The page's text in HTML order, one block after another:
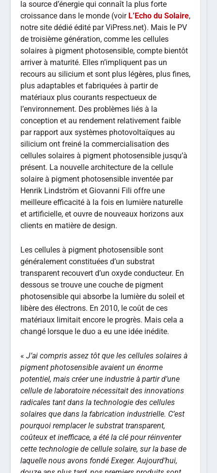
la source d’énergie qui connaît la plus forte
croissance dans le monde (voir L’Echo du Solaire,
notre site dédié édité par ViPress.net). Mais le PV
de troisième génération, comme les cellules
solaires à pigment photosensible, compte bientôt
arriver à maturité. Elles n’impliquent pas un
recours au silicium et sont plus légères, plus fines,
plus adaptables et fabriquées à partir de
matériaux plus courants respectueux de
l’environnement. Des problèmes liés à la
conception et au rendement relativement faible
par rapport aux systèmes photovoltaïques au
silicium ont freiné la commercialisation des
cellules solaires à pigment photosensible jusqu’à
présent. La nouvelle architecture de la cellule
solaire à pigment photosensible inventée par
Henrik Lindström et Giovanni Fili offre une
meilleure efficacité à la fois en lumière naturelle
et artificielle, et ouvre de nouveaux horizons aux
clients en matière de design.
Les cellules à pigment photosensible sont
généralement constituées d’un substrat
transparent recouvert d’un oxyde conducteur. En
dessous se trouve une couche de pigment
photosensible qui absorbe la lumière du soleil et
libère des électrons. En 2010, le coût de ces
matériaux limitait encore le progrès. Mais cela a
changé lorsque le duo a eu une idée inédite.
«J’ai compris assez tôt que les cellules solaires à
pigment photosensible avaient un énorme
potentiel, mais créer une industrie à partir d’une
cellule de laboratoire nécessitait des innovations
radicales tant dans la technologie des cellules
solaires que dans la fabrication industrielle. C’est
pourquoi remplacer le substrat transparent,
coûteux et inefficace, a été la clé pour réinventer
cette technologie de cellule solaire, sur la base de
laquelle nous avons fondé Exeger. Aujourd’hui,